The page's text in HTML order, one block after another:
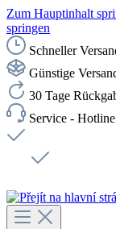
Zum Hauptinhalt
springen
Schneller
Günstige
30 Tage
Service -